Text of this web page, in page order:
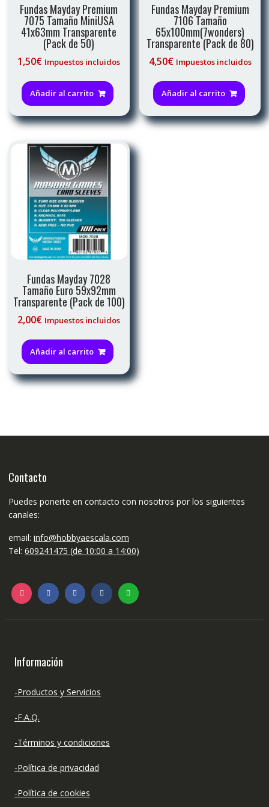
Fundas Mayday Premium
7075 Tamaño MiniUSA
41x63mm Transparente
(Pack de 50)
1,50€ Impuestos incluidos
Añadir al carrito
Fundas Mayday Premium
7106 Tamaño
65x100mm(7wonders)
Transparente (Pack de 80)
4,50€ Impuestos incluidos
Añadir al carrito
Fundas Mayday 7028
Tamaño Euro 59x92mm
Transparente (Pack de 100)
2,00€ Impuestos incluidos
Añadir al carrito
Contacto
Puedes ponerte en contacto con nosotros por los siguientes
canales:
email: info@hobbyaescala.com
Tel: 609241475 (de 10:00 a 14:00)
Información
-Productos y Servicios
-F.A.Q.
-Términos y condiciones
-Política de privacidad
-Política de cookies